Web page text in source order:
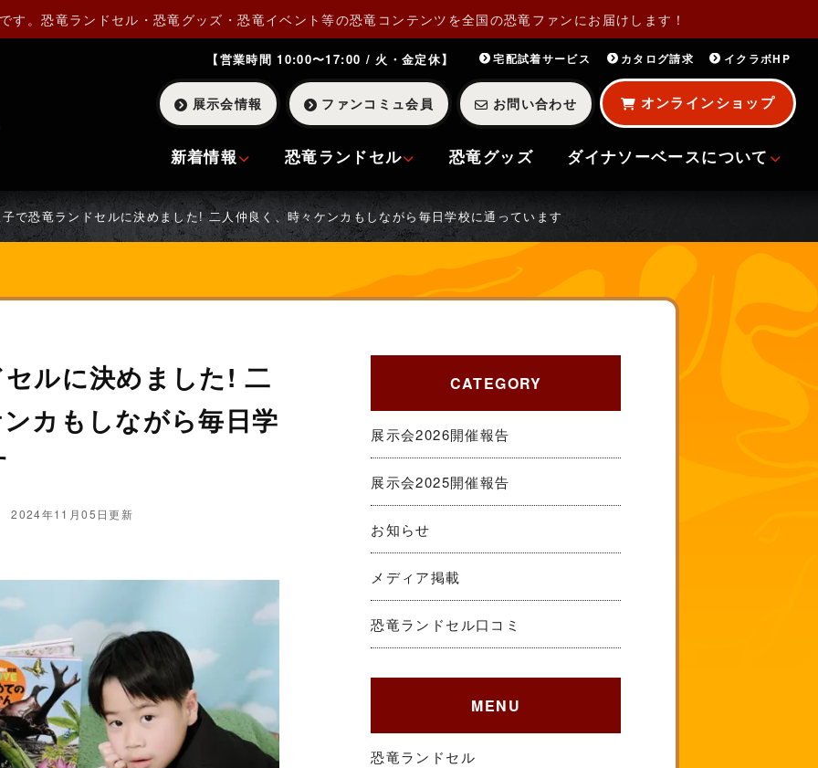
。恐竜ランドセル・恐竜グッズ・恐竜イベント等の恐竜コンテンツを全国の恐竜ファンにお届けします！
【営業時間 10:00〜17:00 / 火・金定休】 宅配試着サービス カタログ請求 イクラボHP
展示会情報 ファンコミュ会員 お問い合わせ オンラインショップ
新着情報 恐竜ランドセル 恐竜グッズ ダイナソーベースについて
で恐竜ランドセルに決めました! 二人仲良く、時々ケンカもしながら毎日学校に通っています
ルに決めました! 二
カもしながら毎日学
2024年11月05日更新
CATEGORY
展示会2026開催報告
展示会2025開催報告
お知らせ
メディア掲載
恐竜ランドセル口コミ
MENU
恐竜ランドセル